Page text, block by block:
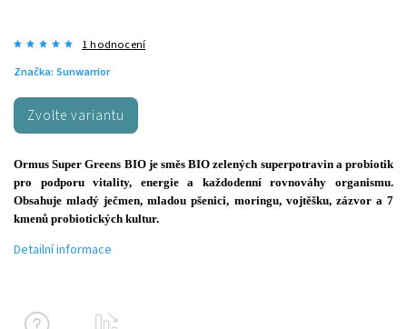
1 hodnocení
Značka: Sunwarrior
Zvolte variantu
Ormus Super Greens BIO je směs BIO zelených superpotravin a probiotik
pro podporu vitality, energie a každodenní rovnováhy organismu.
Obsahuje mladý ječmen, mladou pšenici, moringu, vojtěšku, zázvor a 7
kmenů probiotických kultur.
Detailní informace